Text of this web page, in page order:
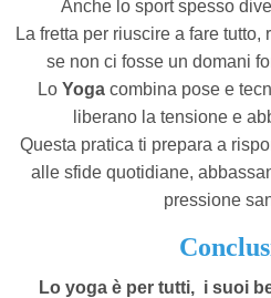
Anche lo sport spesso
La fretta per riuscire a fare
se non ci fosse un domani
Lo Yogacombina pose e
liberano la tensione e
Questa pratica ti prepara a
alle sfide quotidiane,
pressione
Lo yoga è per tutti, i suoi